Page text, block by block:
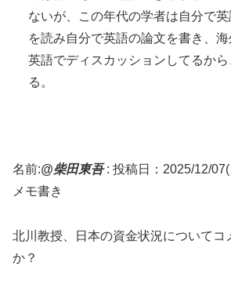
ないが、この年代の学者は自分で
を読み自分で英語の論文を書き、
英語でディスカッションしてるから
る。
名前:@柴田東吾: 投稿日：2025/12/
メモ書き
北川教授、日本の資金状況についてコ
か？